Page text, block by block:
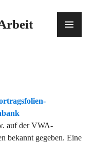
auf der VWA-
bekannt gegeben. Eine